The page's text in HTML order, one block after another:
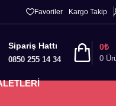
Favoriler Kargo Takip
Sipariş Hattı
0850 255 14 34 0
0₺